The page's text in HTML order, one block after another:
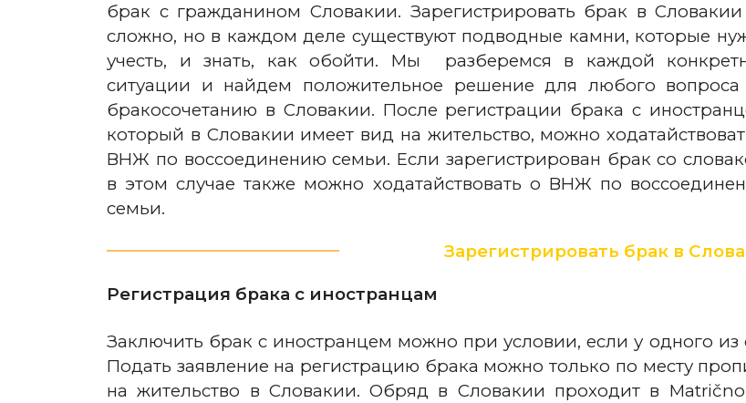
брак с гражданином Словакии. Зарегистрировать брак в
сложно, но в каждом деле существуют подводные камни, которые
учесть, и знать, как обойти. Мы разберемся в каждой
ситуации и найдем положительное решение для любого
бракосочетанию в Словакии. После регистрации брака с
который в Словакии имеет вид на жительство, можно
ВНЖ по воссоединению семьи. Если зарегистрирован брак со
в этом случае также можно ходатайствовать о ВНЖ по
семьи.
Зарегистрировать брак в
Регистрация брака с иностранцам
Заключить брак с иностранцем можно при условии, если у одного
Подать заявление на регистрацию брака можно только по месту
на жительство в Словакии. Обряд в Словакии проходит в